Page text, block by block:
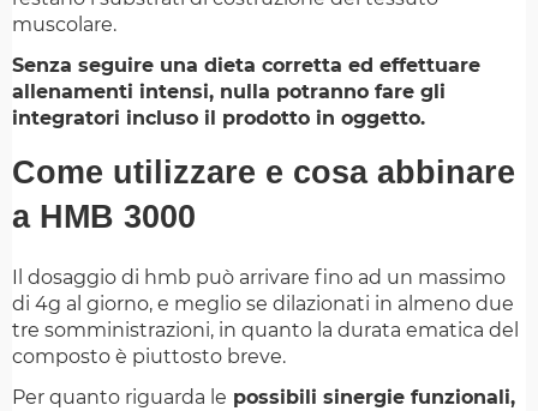
muscolare.
Senza seguire una dieta corretta ed effettuare
allenamenti intensi, nulla potranno fare gli
integratori incluso il prodotto in oggetto.
Come utilizzare e cosa abbinare
a HMB 3000
Il dosaggio di hmb può arrivare fino ad un massimo
di 4g al giorno, e meglio se dilazionati in almeno due
tre somministrazioni, in quanto la durata ematica del
composto è piuttosto breve.
Per quanto riguarda le possibili sinergie funzionali,